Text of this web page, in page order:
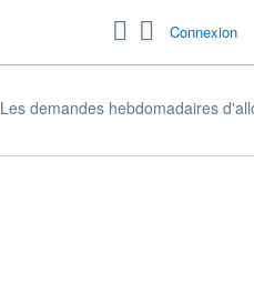
Connexion
Les demandes hebdomadaires